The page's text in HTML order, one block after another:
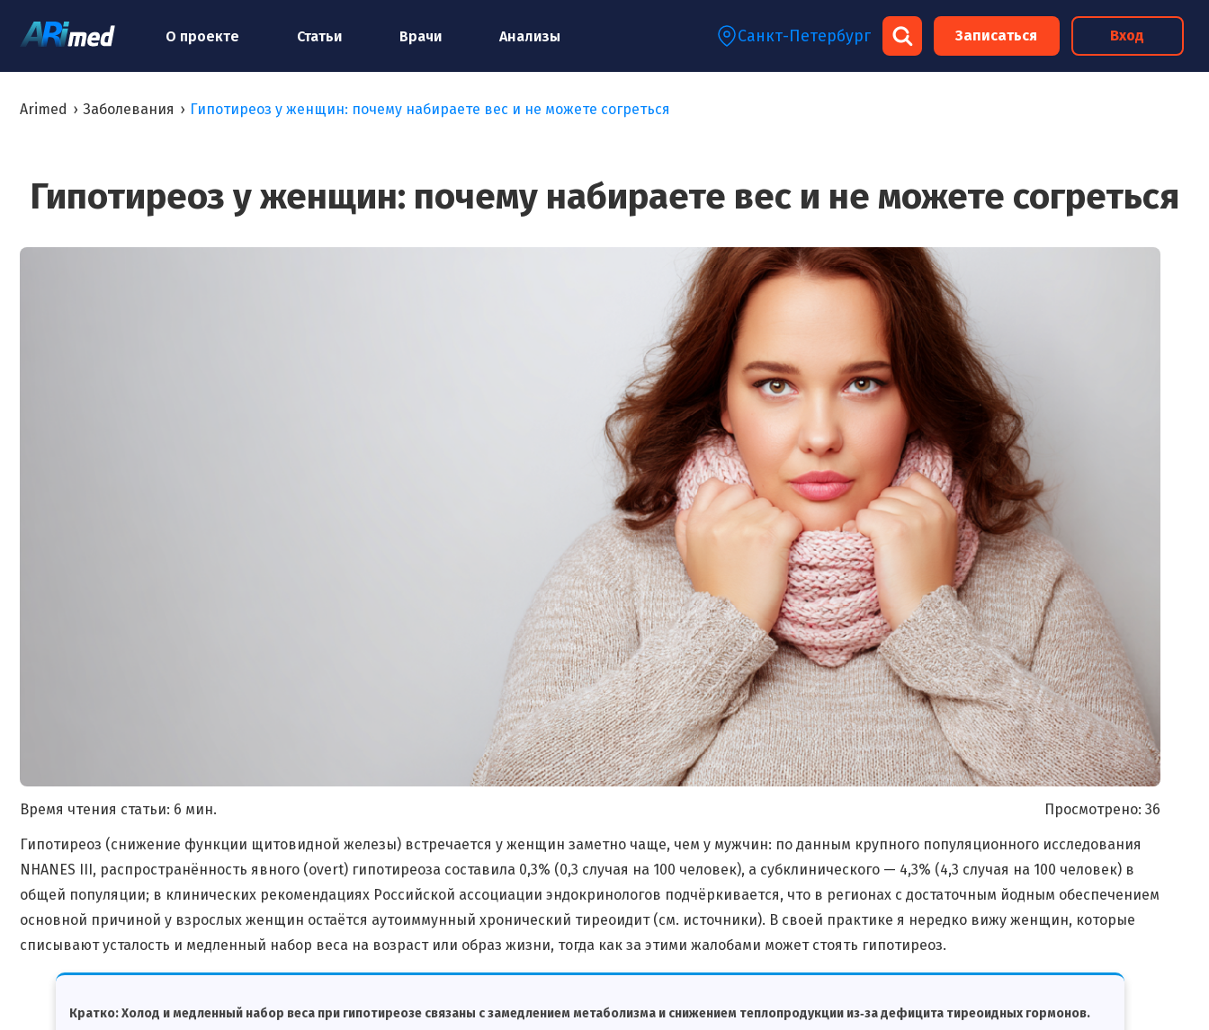
О проекте Статьи Врачи Анализы Санкт-Петербург Записаться Вход
Arimed › Заболевания › Гипотиреоз у женщин: почему набираете вес и не можете согреться
Гипотиреоз у женщин: почему набираете вес и не можете согреться
Время чтения статьи: 6 мин. Просмотрено: 36
Гипотиреоз (снижение функции щитовидной железы) встречается у женщин заметно чаще, чем у мужчин: по данным крупного популяционного исследования
NHANES III, распространённость явного (оvert) гипотиреоза составила 0,3% (0,3 случая на 100 человек), а субклинического — 4,3% (4,3 случая на 100 человек) в
общей популяции; в клинических рекомендациях Российской ассоциации эндокринологов подчёркивается, что в регионах с достаточным йодным обеспечением
основной причиной у взрослых женщин остаётся аутоиммунный хронический тиреоидит (см. источники). В своей практике я нередко вижу женщин, которые
списывают усталость и медленный набор веса на возраст или образ жизни, тогда как за этими жалобами может стоять гипотиреоз.
Кратко:Холод и медленный набор веса при гипотиреозе связаны с замедлением метаболизма и снижением теплопродукции из‑за дефицита тиреоидных гормонов.
×
специалисту
обработку моих персональных данных